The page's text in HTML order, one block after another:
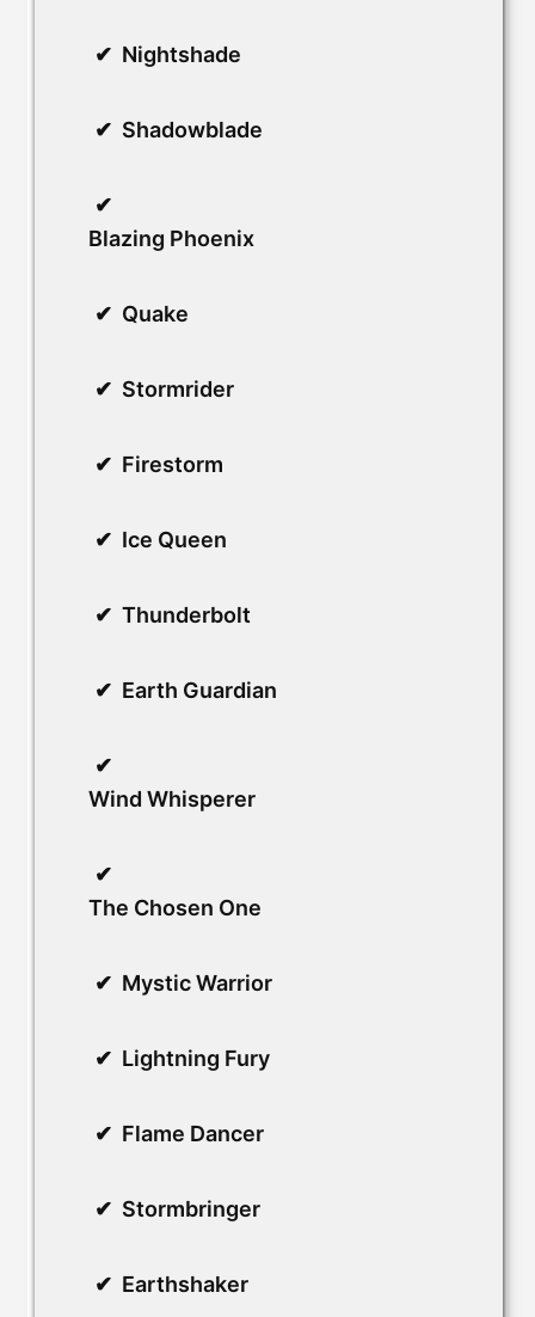
Nightshade
Shadowblade
Blazing Phoenix
Quake
Stormrider
Firestorm
Ice Queen
Thunderbolt
Earth Guardian
Wind Whisperer
The Chosen One
Mystic Warrior
Lightning Fury
Flame Dancer
Stormbringer
Earthshaker